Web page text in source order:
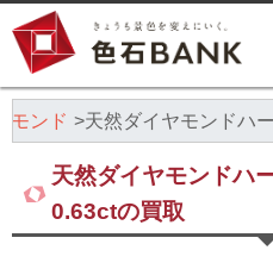
モンド 天然ダイヤモンドハ
天然ダイヤモンドハ
0.63ctの買取